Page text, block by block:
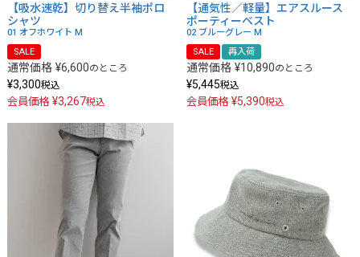
【吸水速乾】切り替え半袖ポロ
シャツ
01 オフホワイト M
SALE
通常価格 ¥6,600のところ
¥3,300税込
会員価格 ¥3,267税込
【通気性／軽量】エアスルース
ポーティーベスト
02 ブルーグレー M
SALE
再入荷
通常価格 ¥10,890のところ
¥5,445税込
会員価格 ¥5,390税込